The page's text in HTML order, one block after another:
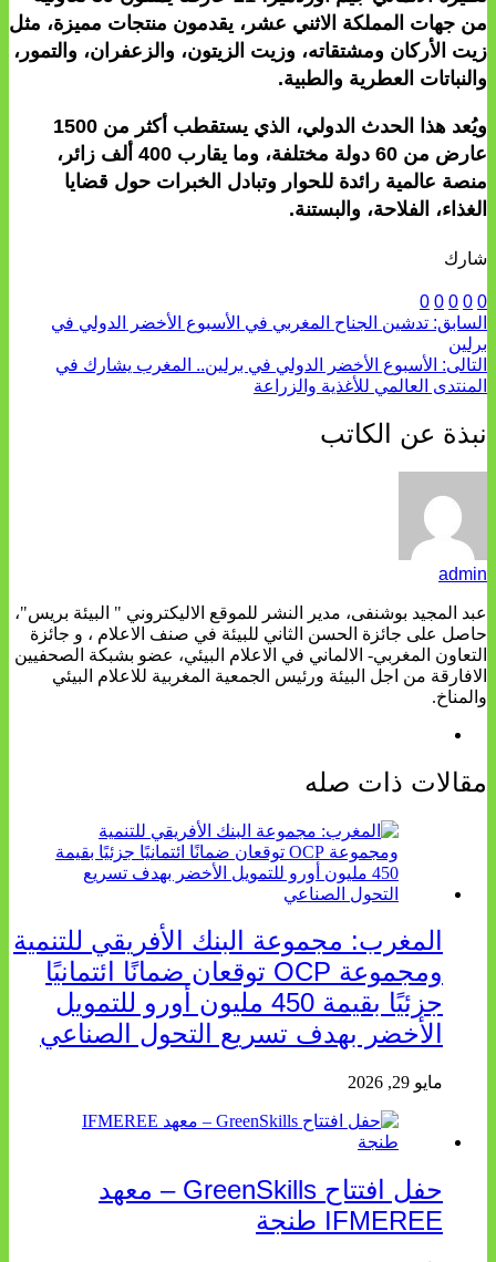
من جهات المملكة الاثني عشر، يقدمون منتجات مميزة، مثل
زيت الأركان ومشتقاته، وزيت الزيتون، والزعفران، والتمور،
والنباتات العطرية والطبية.
ويُعد هذا الحدث الدولي، الذي يستقطب أكثر من 1500
عارض من 60 دولة مختلفة، وما يقارب 400 ألف زائر،
منصة عالمية رائدة للحوار وتبادل الخبرات حول قضايا
الغذاء، الفلاحة، والبستنة.
شارك
0
0
0
0
0
السابق: تدشين الجناح المغربي في الأسبوع الأخضر الدولي في
برلين
التالى: الأسبوع الأخضر الدولي في برلين.. المغرب يشارك في
المنتدى العالمي للأغذية والزراعة
نبذة عن الكاتب
admin
عبد المجيد بوشنفى، مدير النشر للموقع الاليكتروني " البيئة بريس"،
حاصل على جائزة الحسن الثاني للبيئة في صنف الاعلام ، و جائزة
التعاون المغربي- الالماني في الاعلام البيئي، عضو بشبكة الصحفيين
الافارقة من اجل البيئة ورئيس الجمعية المغربية للاعلام البيئي
والمناخ.
مقالات ذات صله
المغرب: مجموعة البنك الأفريقي للتنمية
ومجموعة OCP توقعان ضمانًا ائتمانيًا
جزئيًا بقيمة 450 مليون أورو للتمويل
الأخضر بهدف تسريع التحول الصناعي
مايو 29, 2026
حفل افتتاح GreenSkills – معهد
IFMEREE طنجة